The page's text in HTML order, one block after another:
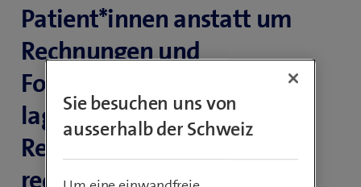
Patient*innen anstatt um
Rechnungen und
Forderungen. Mit curaBILL
lagern Sie Ihre
Rechnungsstellung aus,
reduzieren Aufwand und
Sie besuchen uns von
ausserhalb der Schweiz